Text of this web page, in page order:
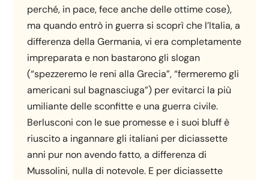
perché, in pace, fece anche delle ottime cose),
ma quando entrò in guerra si scoprì che l’Italia, a
differenza della Germania, vi era completamente
impreparata e non bastarono gli slogan
(“spezzeremo le reni alla Grecia”, “fermeremo gli
americani sul bagnasciuga”) per evitarci la più
umiliante delle sconfitte e una guerra civile.
Berlusconi con le sue promesse e i suoi bluff è
riuscito a ingannare gli italiani per diciassette
anni pur non avendo fatto, a differenza di
Mussolini, nulla di notevole. E per diciassette